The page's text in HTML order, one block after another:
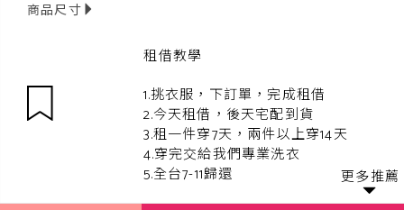
商品尺寸
租借教學
1.挑衣服，下訂單，完成租借
2.今天租借，後天宅配到貨
3.租一件穿7天，兩件以上穿14天
4.穿完交給我們專業洗衣
5.全台7-11歸還
更多推薦